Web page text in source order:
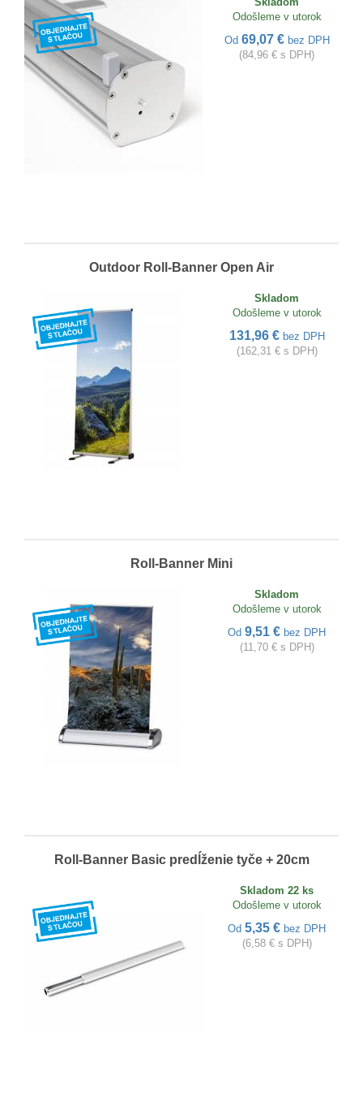
Odošleme v utorok
Od 69,07 € bez DPH
(84,96 € s DPH)
Outdoor Roll-Banner Open Air
Skladom
Odošleme v utorok
131,96 € bez DPH
(162,31 € s DPH)
Roll-Banner Mini
Skladom
Odošleme v utorok
Od 9,51 € bez DPH
(11,70 € s DPH)
Roll-Banner Basic predĺženie tyče + 20cm
Skladom 22 ks
Odošleme v utorok
Od 5,35 € bez DPH
(6,58 € s DPH)